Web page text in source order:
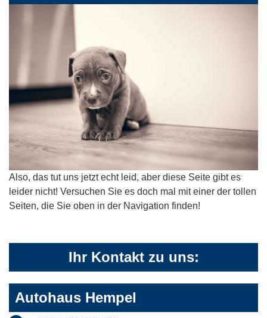
Also, das tut uns jetzt echt leid, aber diese Seite gibt es
leider nicht! Versuchen Sie es doch mal mit einer der tollen
Seiten, die Sie oben in der Navigation finden!
Ihr Kontakt zu uns:
Autohaus Hempel